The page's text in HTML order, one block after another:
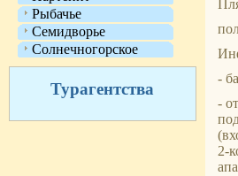
Рыбачье
Семидворье
Солнечногорское
Турагентства
-
-
2-